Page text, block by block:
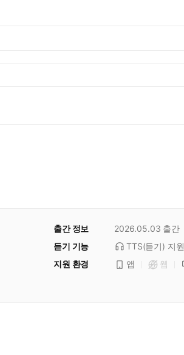
출간 정보 2026.05.03 출간
듣기 기능
TTS(듣기) 지원
지원 환경
앱 웹